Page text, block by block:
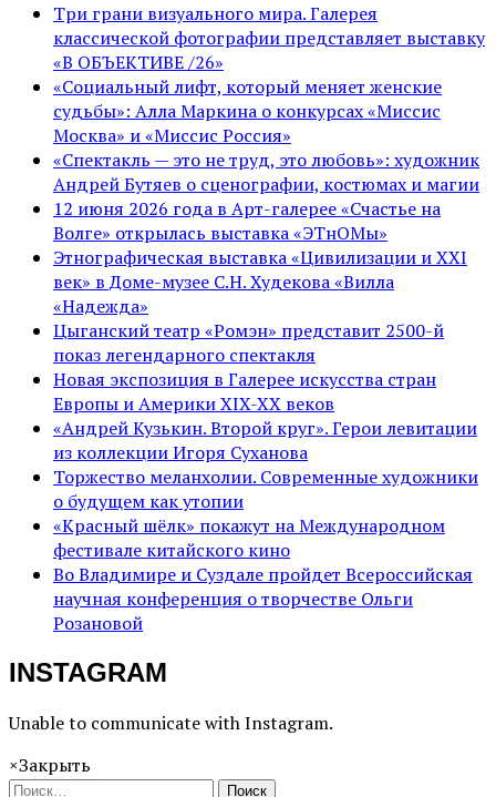
Три грани визуального мира. Галерея
классической фотографии представляет выставку
«В ОБЪЕКТИВЕ /26»
«Социальный лифт, который меняет женские
судьбы»: Алла Маркина о конкурсах «Миссис
Москва» и «Миссис Россия»
«Спектакль — это не труд, это любовь»: художник
Андрей Бутяев о сценографии, костюмах и магии
12 июня 2026 года в Арт-галерее «Счастье на
Волге» открылась выставка «ЭТнОМы»
Этнографическая выставка «Цивилизации и ХХI
век» в Доме-музее С.Н. Худекова «Вилла
«Надежда»
Цыганский театр «Ромэн» представит 2500-й
показ легендарного спектакля
Новая экспозиция в Галерее искусства стран
Европы и Америки XIX-XX веков
«Андрей Кузькин. Второй круг». Герои левитации
из коллекции Игоря Суханова
Торжество меланхолии. Современные художники
о будущем как утопии
«Красный шёлк» покажут на Международном
фестивале китайского кино
Во Владимире и Суздале пройдет Всероссийская
научная конференция о творчестве Ольги
Розановой
INSTAGRAM
Unable to communicate with Instagram.
×Закрыть
Поиск